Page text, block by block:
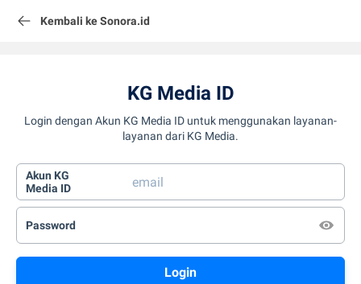
Kembali ke Sonora.id
KG Media ID
Login dengan Akun KG Media ID untuk menggunakan layanan-
layanan dari KG Media.
Akun KG
Media ID
Password